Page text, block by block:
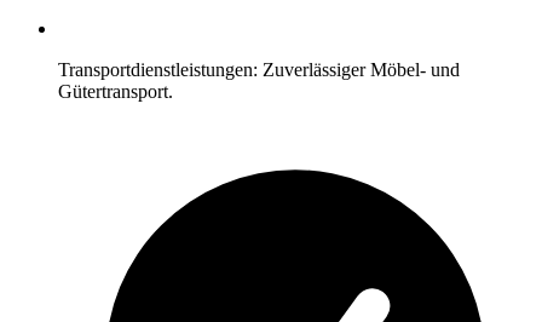
Transportdienstleistungen: Zuverlässiger Möbel- und
Gütertransport.